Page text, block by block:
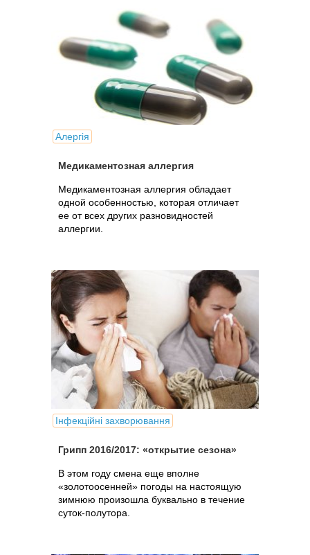
Алергія
Медикаментозная аллергия
Медикаментозная аллергия обладает
одной особенностью, которая отличает
ее от всех других разновидностей
аллергии.
Інфекційні захворювання
Грипп 2016/2017: «открытие сезона»
В этом году смена еще вполне
«золотоосенней» погоды на настоящую
зимнюю произошла буквально в течение
суток-полутора.